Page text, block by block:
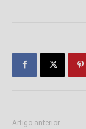
Artigo anterior